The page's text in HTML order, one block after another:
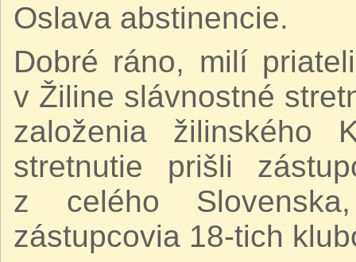
Oslava abstinencie.
Dobré ráno, milí
v Žiline slávnostné
založenia žilinského
stretnutie prišli
z celého
zástupcovia 18-tich